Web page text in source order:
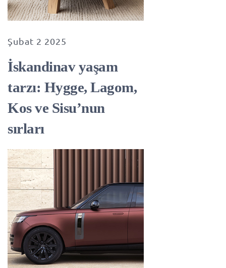
Şubat 2 2025
İskandinav yaşam
tarzı: Hygge, Lagom,
Kos ve Sisu’nun
sırları